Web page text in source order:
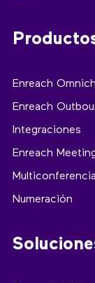
Enreach
Enreach
Integraciones
Enreach
Multiconferencia
Numeración